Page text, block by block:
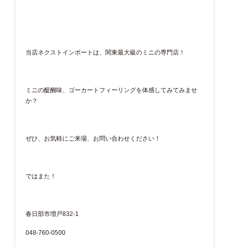
当店ネクストインボートは、関東最大級のミニの専門店！
ミニの醍醐味、ゴーカートフィーリングを体感してみてみませ
か？
ぜひ、お気軽にご来場、お問い合わせください！
ではまた！
春日部市増戸832-1
048-760-0500